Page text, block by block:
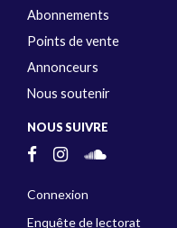
Abonnements
Points de vente
Annonceurs
Nous soutenir
NOUS SUIVRE
Connexion
Enquête de lectorat